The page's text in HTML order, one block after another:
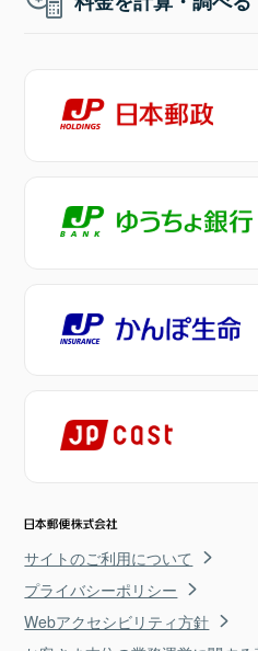
サイトのご利用について
プライバシーポリシー
Webアクセシビリティ方針